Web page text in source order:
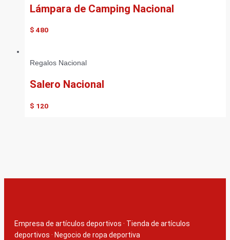
Lámpara de Camping Nacional
$ 480
Regalos Nacional
Salero Nacional
$ 120
Empresa de artículos deportivos · Tienda de artículos
deportivos · Negocio de ropa deportiva